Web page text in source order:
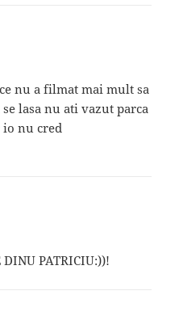
nu a filmat mai mult sa
lasa nu ati vazut parca
io nu cred
PATRICIU:))!